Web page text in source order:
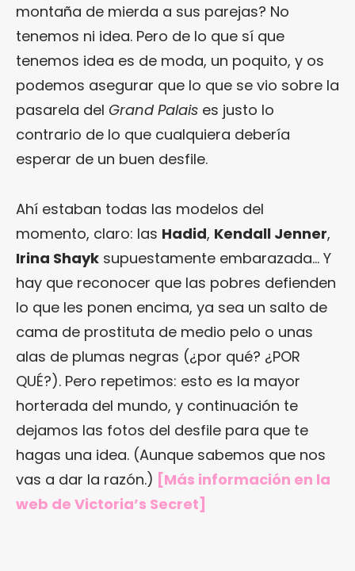
montaña de mierda a sus parejas? No
tenemos ni idea. Pero de lo que sí que
tenemos idea es de moda, un poquito, y os
podemos asegurar que lo que se vio sobre la
pasarela del Grand Palais es justo lo
contrario de lo que cualquiera debería
esperar de un buen desfile.
Ahí estaban todas las modelos del
momento, claro: las Hadid, Kendall Jenner,
Irina Shayk supuestamente embarazada… Y
hay que reconocer que las pobres defienden
lo que les ponen encima, ya sea un salto de
cama de prostituta de medio pelo o unas
alas de plumas negras (¿por qué? ¿POR
QUÉ?). Pero repetimos: esto es la mayor
horterada del mundo, y continuación te
dejamos las fotos del desfile para que te
hagas una idea. (Aunque sabemos que nos
vas a dar la razón.) [Más información en la
web de Victoria’s Secret]